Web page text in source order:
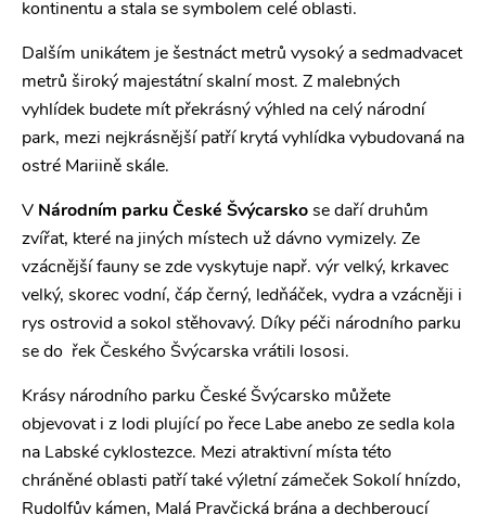
kontinentu a stala se symbolem celé oblasti.
Dalším unikátem je šestnáct metrů vysoký a sedmadvacet
metrů široký majestátní skalní most. Z malebných
vyhlídek budete mít překrásný výhled na celý národní
park, mezi nejkrásnější patří krytá vyhlídka vybudovaná na
ostré Mariině skále.
V Národním parku České Švýcarsko se daří druhům
zvířat, které na jiných místech už dávno vymizely. Ze
vzácnější fauny se zde vyskytuje např. výr velký, krkavec
velký, skorec vodní, čáp černý, ledňáček, vydra a vzácněji i
rys ostrovid a sokol stěhovavý. Díky péči národního parku
se do řek Českého Švýcarska vrátili lososi.
Krásy národního parku České Švýcarsko můžete
objevovat i z lodi plující po řece Labe anebo ze sedla kola
na Labské cyklostezce. Mezi atraktivní místa této
chráněné oblasti patří také výletní zámeček Sokolí hnízdo,
Rudolfův kámen, Malá Pravčická brána a dechberoucí